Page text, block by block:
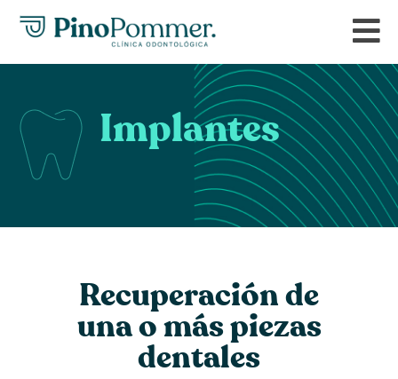
Implantes
Recuperación de
una o más piezas
dentales